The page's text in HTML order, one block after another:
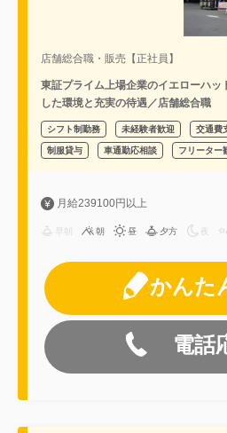
店舗総合職・販売【正社員】
東証プライム上場企業のイエローハッ
した環境と充実の待遇／店舗総合職
シフト制勤務 未経験者歓迎 交通費
制服貸与 車通勤応相談 フリーター
月給239100円以上
早朝 朝 昼 夕方 夜
かんた
電話